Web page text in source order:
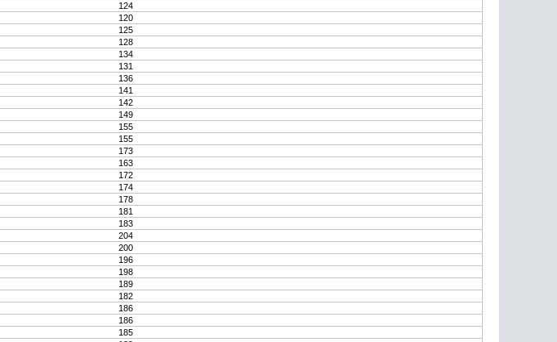
124
120
125
128
134
131
136
141
142
149
155
155
173
163
172
174
178
181
183
204
200
196
198
189
182
186
186
185